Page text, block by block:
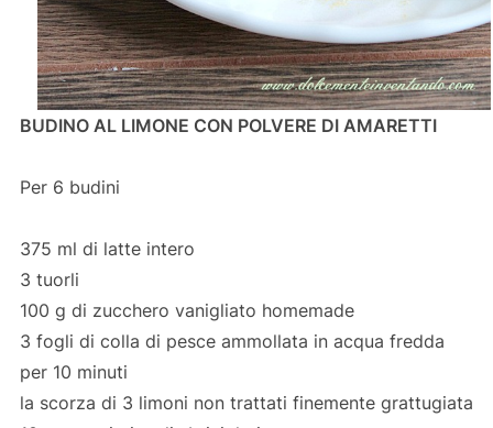
BUDINO AL LIMONE CON POLVERE DI AMARETTI
Per 6 budini
375 ml di latte intero
3 tuorli
100 g di zucchero vanigliato homemade
3 fogli di colla di pesce ammollata in acqua fredda
per 10 minuti
la scorza di 3 limoni non trattati finemente grattugiata